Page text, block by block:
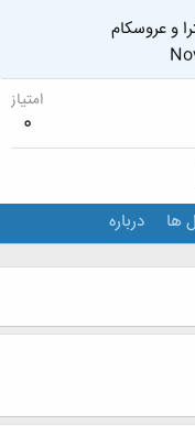
و عروسکام
امتیاز
0
ها درباره